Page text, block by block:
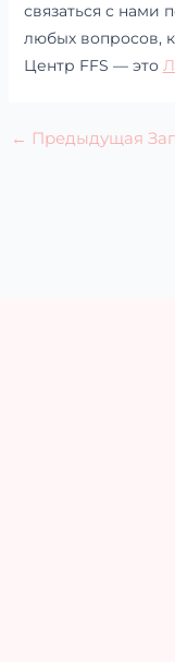
связаться с нами
любых вопросов,
Центр FFS — это
← Предыдущая